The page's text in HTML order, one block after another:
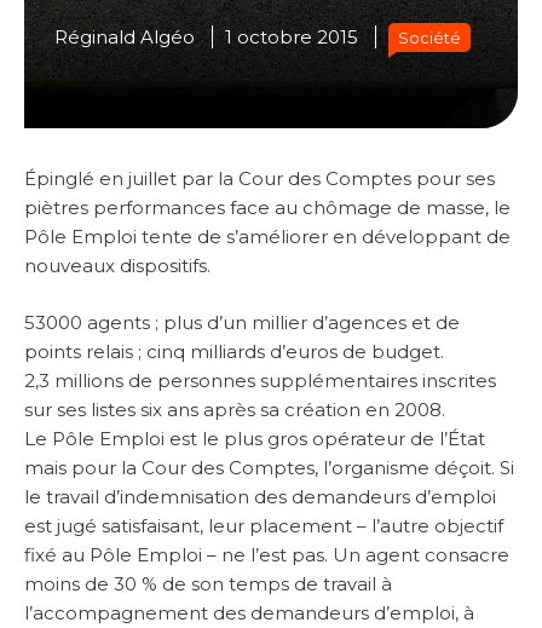
Réginald Algéo 1 octobre 2015 Société
Épinglé en juillet par la Cour des Comptes pour ses
piètres performances face au chômage de masse, le
Pôle Emploi tente de s’améliorer en développant de
nouveaux dispositifs.
53000 agents ; plus d’un millier d’agences et de
points relais ; cinq milliards d’euros de budget.
2,3 millions de personnes supplémentaires inscrites
sur ses listes six ans après sa création en 2008.
Le Pôle Emploi est le plus gros opérateur de l’État
mais pour la Cour des Comptes, l’organisme déçoit. Si
le travail d’indemnisation des demandeurs d’emploi
est jugé satisfaisant, leur placement – l’autre objectif
fixé au Pôle Emploi – ne l’est pas. Un agent consacre
moins de 30 % de son temps de travail à
l’accompagnement des demandeurs d’emploi, à